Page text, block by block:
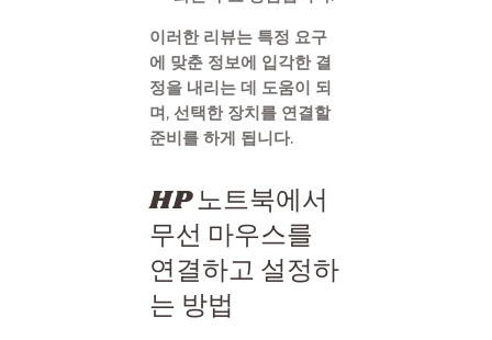
이러한 리뷰는 특정 요구
에 맞춘 정보에 입각한 결
정을 내리는 데 도움이 되
며, 선택한 장치를 연결할
준비를 하게 됩니다.
HP 노트북에서
무선 마우스를
연결하고 설정하
는 방법